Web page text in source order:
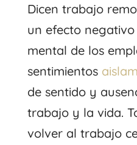
Dicen trabajo
un efecto
mental de los
sentimientos
de sentido y
trabajo y la vida.
volver al trabajo